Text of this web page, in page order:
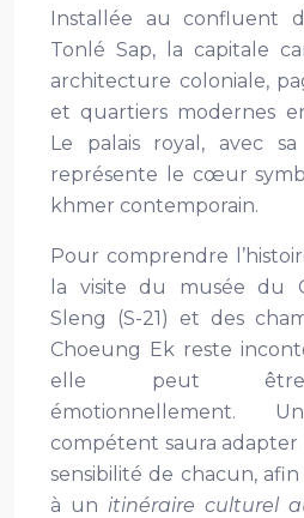
Installée au confluent
Tonlé Sap, la capitale
architecture coloniale,
et quartiers modernes
Le palais royal, avec sa
représente le cœur
khmer contemporain.
Pour comprendre
la visite du musée du
Sleng (S-21) et des
Choeung Ek reste
elle peut être
émotionnellement.
compétent saura adapter
sensibilité de chacun, afin
à un itinéraire culturel